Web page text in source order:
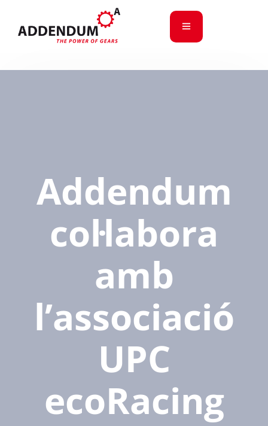
Addendum
col·labora
amb
l’associació
UPC
ecoRacing